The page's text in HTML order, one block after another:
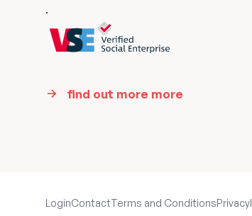
.
find out more more
LoginContactTerms and ConditionsPrivacy